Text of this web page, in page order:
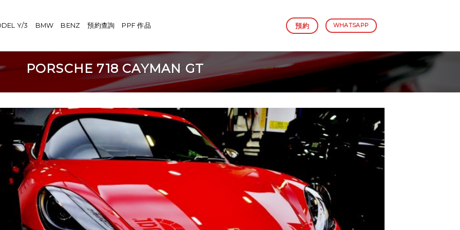
Y/3 BMW BENZ 預約查詢 PPF 作品 預約 WHATSAPP
PORSCHE 718 CAYMAN GT